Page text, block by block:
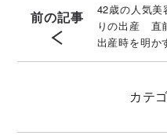
前の記事
42歳の人気美
りの出産 直
出産時を明か
カテ